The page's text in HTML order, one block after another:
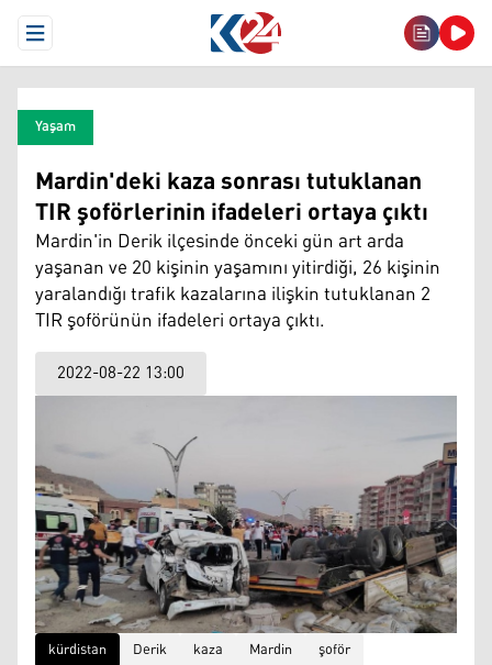
Open Menu
Yaşam
Mardin'deki kaza sonrası tutuklanan
TIR şoförlerinin ifadeleri ortaya çıktı
Mardin'in Derik ilçesinde önceki gün art arda
yaşanan ve 20 kişinin yaşamını yitirdiği, 26 kişinin
yaralandığı trafik kazalarına ilişkin tutuklanan 2
TIR şoförünün ifadeleri ortaya çıktı.
2022-08-22 13:00
kürdistan Derik kaza Mardin şoför